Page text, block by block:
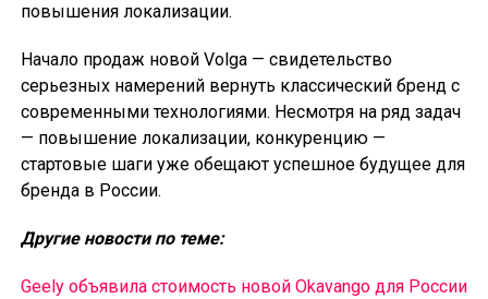
повышения локализации.
Начало продаж новой Volga — свидетельство
серьезных намерений вернуть классический бренд с
современными технологиями. Несмотря на ряд задач
— повышение локализации, конкуренцию —
стартовые шаги уже обещают успешное будущее для
бренда в России.
Другие новости по теме:
Geely объявила стоимость новой Okavango для России